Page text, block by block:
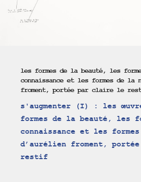
les formes de la beauté, les
connaissance et les formes de la
froment, portée par claire le
s'augmenter (I) : les
formes de la beauté, les
connaissance et les
d’aurélien froment,
restif